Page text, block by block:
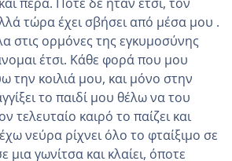
τώρα έχει σβήσει από μέσα μου .
στις ορμόνες της εγκυμοσύνης
έτσι. Κάθε φορά που μου
την κοιλιά μου, και μόνο στην
το παιδί μου θέλω να του
τελευταίο καιρό το παίζει και
νεύρα ρίχνει όλο το φταίξιμο σε
μια γωνίτσα και κλαίει, όποτε